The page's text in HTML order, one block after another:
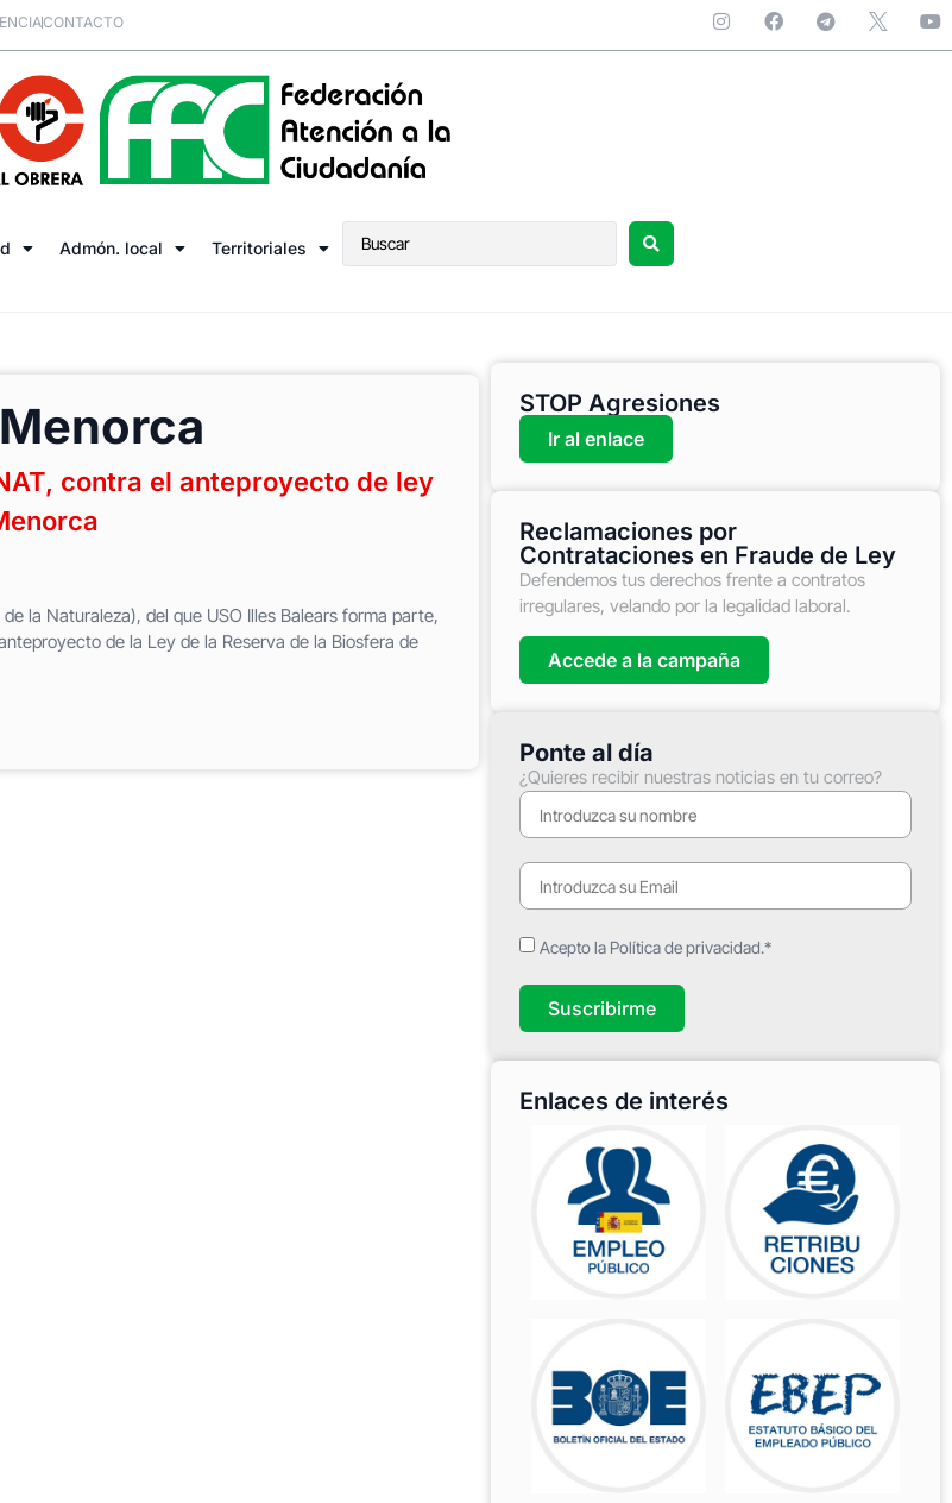
CONTACTO
Admón. local Territoriales
contra el anteproyecto de ley
la Naturaleza), del que USO Illes Balears forma parte,
de la Ley de la Reserva de la Biosfera de
STOP Agresiones
Ir al enlace
Reclamaciones por
Contrataciones en Fraude de Ley
Defendemos tus derechos frente a contratos
irregulares, velando por la legalidad laboral.
Accede a la campaña
Ponte al día
¿Quieres recibir nuestras noticias en tu correo?
Acepto la Política de privacidad.*
Suscribirme
Enlaces de interés